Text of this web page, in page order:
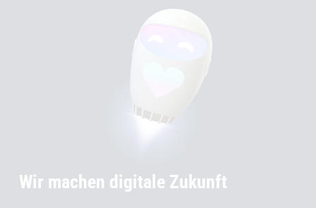
Wir machen digitale Zukunft